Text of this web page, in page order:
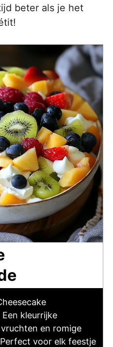
beter als je het
kleurrijke
en romige
voor elk feestje